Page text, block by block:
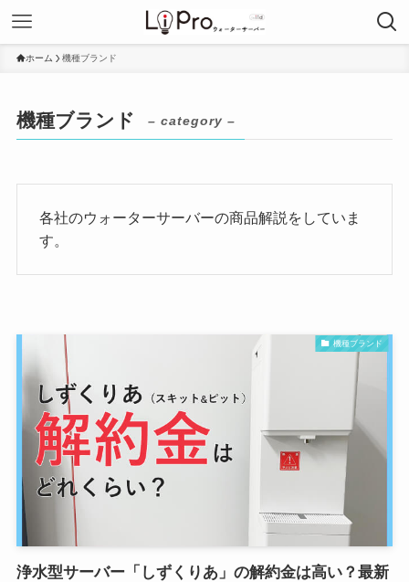
ホーム 機種ブランド
機種ブランド – category –
各社のウォーターサーバーの商品解説をしていま
す。
機種ブランド
浄水型サーバー「しずくりあ」の解約金は高い？最新